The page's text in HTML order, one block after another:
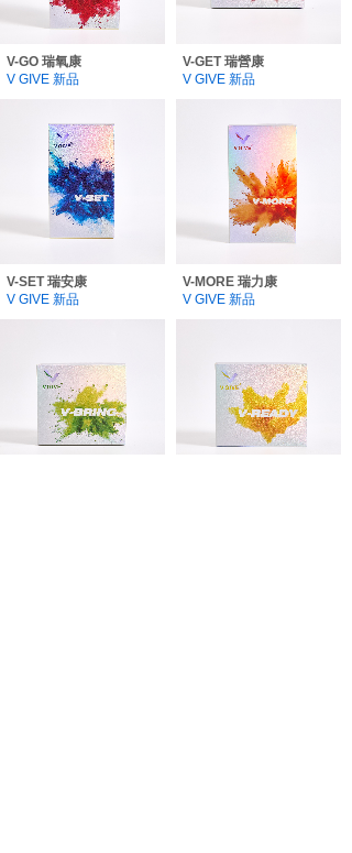
V-GO 瑞氧康
V GIVE 新品
V-GET 瑞營康
V GIVE 新品
V-SET 瑞安康
V GIVE 新品
V-MORE 瑞力康
V GIVE 新品